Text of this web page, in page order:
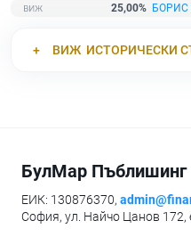
25,00% БОРИС
ВИЖ ИСТОРИЧЕСКИ
БулМар
ЕИК: 130876370,
София, ул. Найчо Цанов 172,